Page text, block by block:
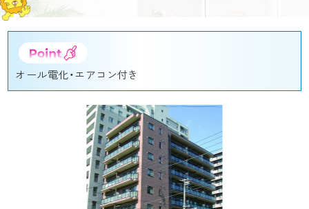
オール電化・エアコン付き